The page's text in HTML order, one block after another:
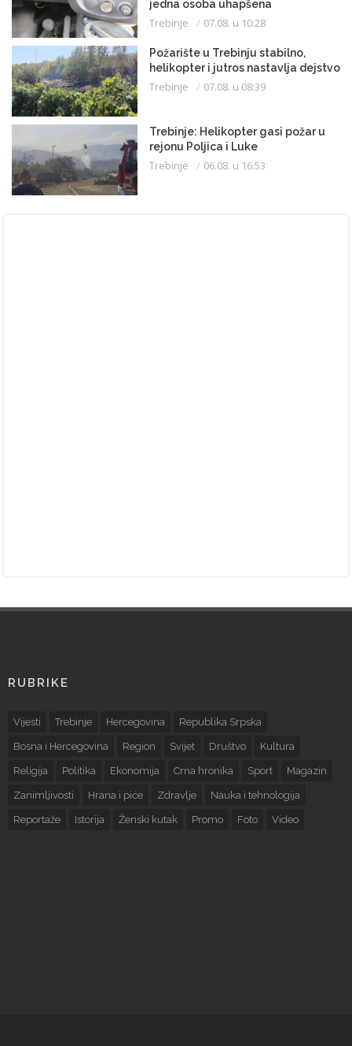
jedna osoba uhapšena
Trebinje 07.08. u 10:28
Požarište u Trebinju stabilno,
helikopter i jutros nastavlja dejstvo
Trebinje 07.08. u 08:39
Trebinje: Helikopter gasi požar u
rejonu Poljica i Luke
Trebinje 06.08. u 16:53
RUBRIKE
Vijesti Trebinje Hercegovina Republika Srpska
Bosna i Hercegovina Region Svijet Društvo Kultura
Religija Politika Ekonomija Crna hronika Sport Magazin
Zanimljivosti Hrana i piće Zdravlje Nauka i tehnologija
Reportaže Istorija Ženski kutak Promo Foto Video